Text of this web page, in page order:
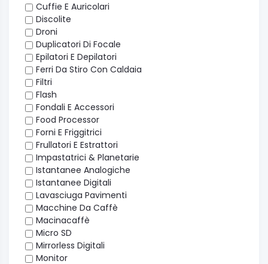
Cuffie E Auricolari
Discolite
Droni
Duplicatori Di Focale
Epilatori E Depilatori
Ferri Da Stiro Con Caldaia
Filtri
Flash
Fondali E Accessori
Food Processor
Forni E Friggitrici
Frullatori E Estrattori
Impastatrici & Planetarie
Istantanee Analogiche
Istantanee Digitali
Lavasciuga Pavimenti
Macchine Da Caffè
Macinacaffè
Micro SD
Mirrorless Digitali
Monitor